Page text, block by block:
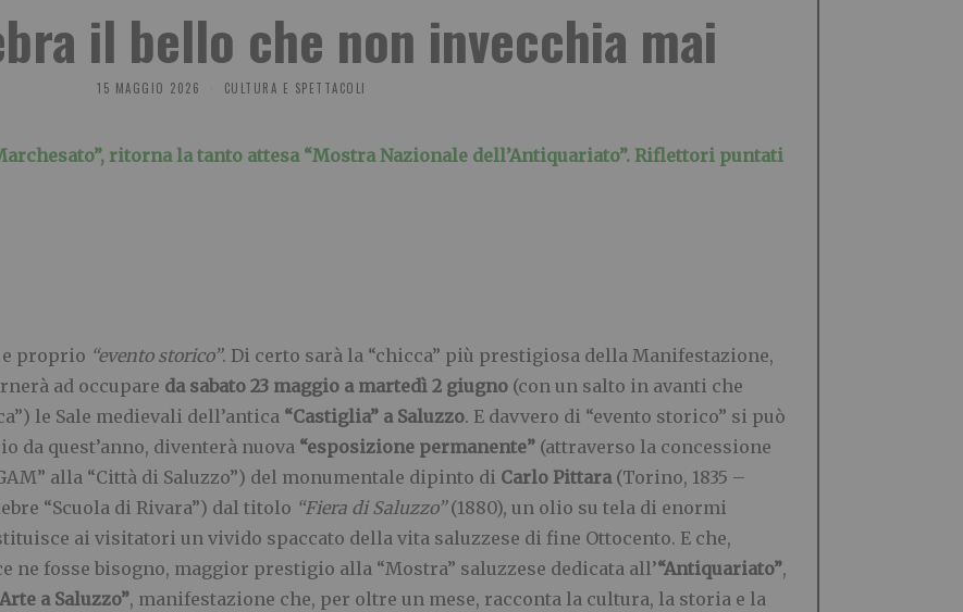
il bello che non invecchia mai
15 MAGGIO 2026 CULTURA E SPETTACOLI
ritorna la tanto attesa “Mostra Nazionale dell’Antiquariato”. Riflettori puntati
proprio “evento storico”. Di certo sarà la “chicca” più prestigiosa della Manifestazione,
ad occupare da sabato 23 maggio a martedì 2 giugno (con un salto in avanti che
le Sale medievali dell’antica “Castiglia” a Saluzzo. E davvero di “evento storico” si può
da quest’anno, diventerà nuova “esposizione permanente” (attraverso la concessione
alla “Città di Saluzzo”) del monumentale dipinto di Carlo Pittara(Torino, 1835 –
“Scuola di Rivara”) dal titolo “Fiera di Saluzzo”(1880), un olio su tela di enormi
ai visitatori un vivido spaccato della vita saluzzese di fine Ottocento. E che,
ne fosse bisogno, maggior prestigio alla “Mostra” saluzzese dedicata all’“Antiquariato”,
a Saluzzo”, manifestazione che, per oltre un mese, racconta la cultura, la storia e la